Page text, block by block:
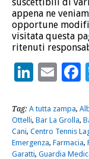
appena ne
opportune
visitata questa
ritenuti
Tag: A tutta zampa,
Ottelli, Bar La Grolla,
Cani, Centro Tennis
Emergenza, Farmacia,
Garatti, Guardia